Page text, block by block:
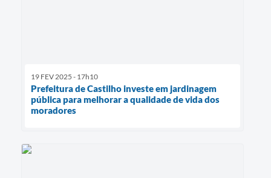
19 FEV 2025 - 17h10
Prefeitura de Castilho investe em jardinagem
pública para melhorar a qualidade de vida dos
moradores